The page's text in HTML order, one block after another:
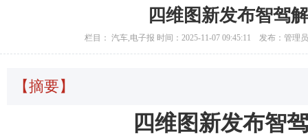
四维图新发布智驾
栏目： 汽车,电子报 时间：2025-11-07 09:45:11 发布：管理
【摘要】
四维图新发布智